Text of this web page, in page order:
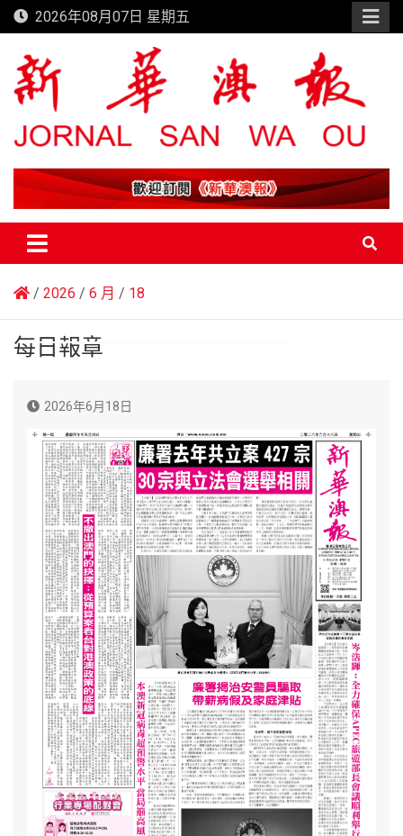
Skip
to
content
2026年08月07日 星期五
新華澳報
2026 6 月 18
每日報章
2026年6月18日